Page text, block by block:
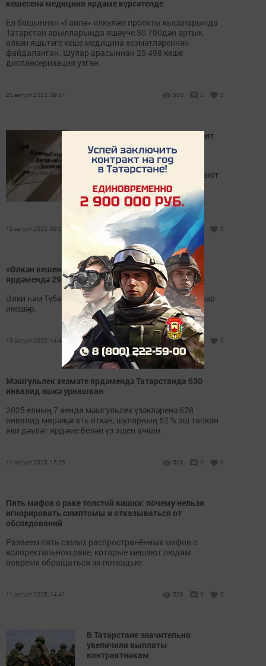
кешесенә медицина ярдәме күрсәтелде
Ел башыннан «Гаилә» илкүләм проекты кысаларында
Татарстан авылларында яшәүче 30 700дән артык
өлкән яшьтәге кеше медицина хезмәтләреннән
файдаланган. Шулар арасыннан 25 498 кеше
диспансеризация узган.
20 август 2025, 09:57 500 0 0
Возврат учебников: что говорит
закон и как действовать при
обнаружении брака
На вопрос потребителя отвечают
специалисты.
15 август 2025, 09:00 1341 0 0
«Өлкән кешене тәрбиягә алган гаилә» проекты
ярдәмендә 29 татарстанлы яңа гаилә тапты
Әлки һәм Түбән Кама районнарында андый гаиләләр
икешәр.
13 август 2025, 14:44 472 0 0
Мәшгульлек хезмәте ярдәмендә Татарстанда 630
инвалид эшкә урнашкан
2025 елның 7 аенда мәшгульлек үзәкләренә 628
инвалид мөрәҗәгать иткән, шуларның 62 % эш тапкан
яки дәүләт ярдәме белән үз эшен ачкан.
11 август 2025, 15:25 503 0 0
Пять мифов о раке толстой кишки: почему нельзя
игнорировать симптомы и отказываться от
обследований
Развеем пять самых распространённых мифов о
колоректальном раке, которые мешают людям
вовремя обращаться за помощью.
11 август 2025, 14:41 528 0 0
В Татарстане значительно
увеличили выплаты
контрактникам